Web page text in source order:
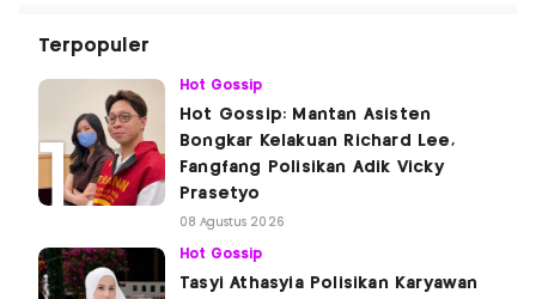
Terpopuler
Hot Gossip
Hot Gossip: Mantan Asisten
Bongkar Kelakuan Richard Lee,
Fangfang Polisikan Adik Vicky
Prasetyo
08 Agustus 2026
Hot Gossip
Tasyi Athasyia Polisikan Karyawan